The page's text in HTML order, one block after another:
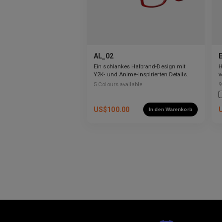
AL_02
Ein schlankes Halbrand-Design mit
Y2K- und Anime-inspirierten Details.
5 Colours available
US$100.00 In den Warenkorb
9